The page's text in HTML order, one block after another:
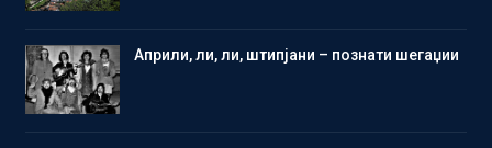
Aприли, ли, ли, штипјани – познати шегаџии